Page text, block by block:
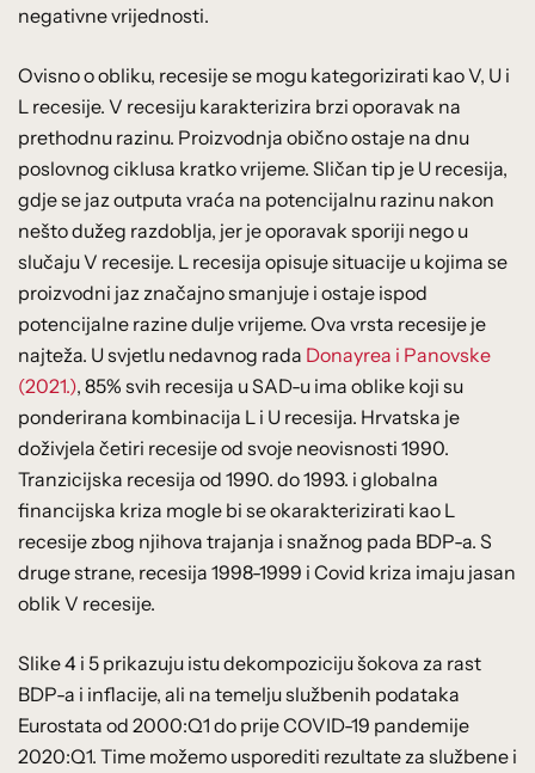
negativne vrijednosti.
Ovisno o obliku, recesije se mogu kategorizirati kao V, U i
L recesije. V recesiju karakterizira brzi oporavak na
prethodnu razinu. Proizvodnja obično ostaje na dnu
poslovnog ciklusa kratko vrijeme. Sličan tip je U recesija,
gdje se jaz outputa vraća na potencijalnu razinu nakon
nešto dužeg razdoblja, jer je oporavak sporiji nego u
slučaju V recesije. L recesija opisuje situacije u kojima se
proizvodni jaz značajno smanjuje i ostaje ispod
potencijalne razine dulje vrijeme. Ova vrsta recesije je
najteža. U svjetlu nedavnog rada Donayrea i Panovske
(2021.), 85% svih recesija u SAD-u ima oblike koji su
ponderirana kombinacija L i U recesija. Hrvatska je
doživjela četiri recesije od svoje neovisnosti 1990.
Tranzicijska recesija od 1990. do 1993. i globalna
financijska kriza mogle bi se okarakterizirati kao L
recesije zbog njihova trajanja i snažnog pada BDP-a. S
druge strane, recesija 1998-1999 i Covid kriza imaju jasan
oblik V recesije.
Slike 4 i 5 prikazuju istu dekompoziciju šokova za rast
BDP-a i inflacije, ali na temelju službenih podataka
Eurostata od 2000:Q1 do prije COVID-19 pandemije
2020:Q1. Time možemo usporediti rezultate za službene i